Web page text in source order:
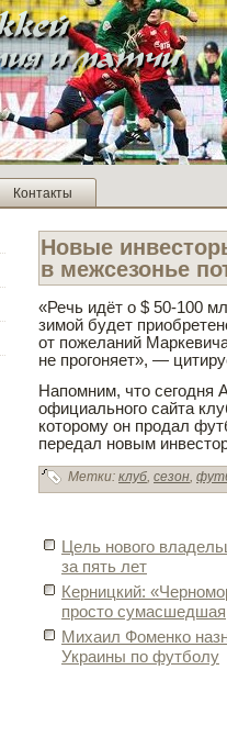
Контакты
Новые
в межсезонье
«Речь идёт о $ 50-100
зимой буде­т
от пожеланий
не прогоняет», —
Напомним, что сегодня
официального сайта
которому он продал
передал новым
Метки: клуб, сезон,
Цель нового
за пять лет
Керницкий:
просто сумасшедшая
Михаил Фоменко
Украины по футболу